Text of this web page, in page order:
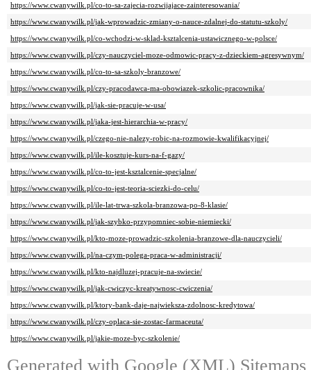
https://www.cwanywilk.pl/co-to-sa-zajecia-rozwijajace-zainteresowania/
https://www.cwanywilk.pl/jak-wprowadzic-zmiany-o-nauce-zdalnej-do-statutu-szkoly/
https://www.cwanywilk.pl/co-wchodzi-w-sklad-ksztalcenia-ustawicznego-w-polsce/
https://www.cwanywilk.pl/czy-nauczyciel-moze-odmowic-pracy-z-dzieckiem-agresywnym/
https://www.cwanywilk.pl/co-to-sa-szkoly-branzowe/
https://www.cwanywilk.pl/czy-pracodawca-ma-obowiazek-szkolic-pracownika/
https://www.cwanywilk.pl/jak-sie-pracuje-w-usa/
https://www.cwanywilk.pl/jaka-jest-hierarchia-w-pracy/
https://www.cwanywilk.pl/czego-nie-nalezy-robic-na-rozmowie-kwalifikacyjnej/
https://www.cwanywilk.pl/ile-kosztuje-kurs-na-f-gazy/
https://www.cwanywilk.pl/co-to-jest-ksztalcenie-specjalne/
https://www.cwanywilk.pl/co-to-jest-teoria-sciezki-do-celu/
https://www.cwanywilk.pl/ile-lat-trwa-szkola-branzowa-po-8-klasie/
https://www.cwanywilk.pl/jak-szybko-przypomniec-sobie-niemiecki/
https://www.cwanywilk.pl/kto-moze-prowadzic-szkolenia-branzowe-dla-nauczycieli/
https://www.cwanywilk.pl/na-czym-polega-praca-w-administracji/
https://www.cwanywilk.pl/kto-najdluzej-pracuje-na-swiecie/
https://www.cwanywilk.pl/jak-cwiczyc-kreatywnosc-cwiczenia/
https://www.cwanywilk.pl/ktory-bank-daje-najwieksza-zdolnosc-kredytowa/
https://www.cwanywilk.pl/czy-oplaca-sie-zostac-farmaceuta/
https://www.cwanywilk.pl/jakie-moze-byc-szkolenie/
Generated with Google (XML)